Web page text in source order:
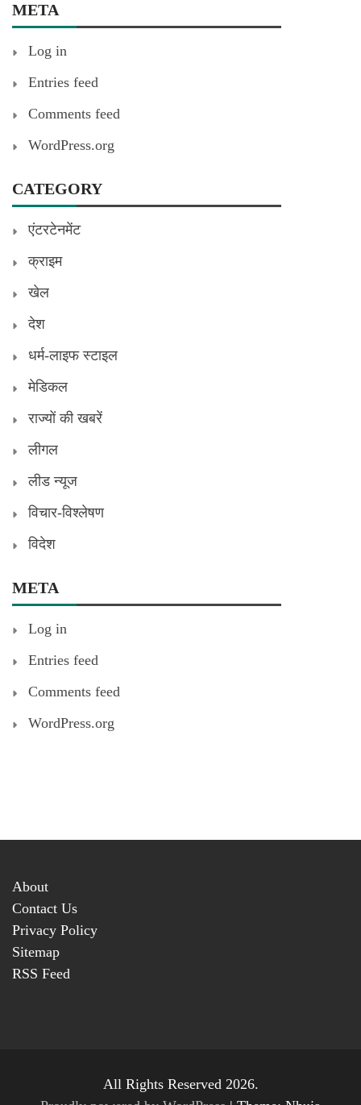
META
Log in
Entries feed
Comments feed
WordPress.org
CATEGORY
एंटरटेनमेंट
क्राइम
खेल
देश
धर्म-लाइफ स्टाइल
मेडिकल
राज्यों की खबरें
लीगल
लीड न्यूज
विचार-विश्लेषण
विदेश
META
Log in
Entries feed
Comments feed
WordPress.org
About
Contact Us
Privacy Policy
Sitemap
RSS Feed
All Rights Reserved 2026.